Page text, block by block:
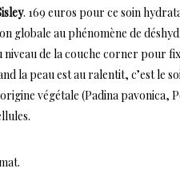
. 169 euros pour ce soin
globale au phénomène de
de la couche corner pour
la peau est au ralentit, c’est le
végétale (Padina pavonica,